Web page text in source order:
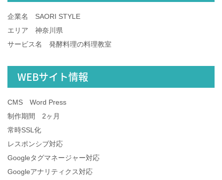
企業名 SAORI STYLE
エリア 神奈川県
サービス名 発酵料理の料理教室
WEBサイト情報
CMS Word Press
制作期間 2ヶ月
常時SSL化
レスポンシブ対応
Googleタグマネージャー対応
Googleアナリティクス対応